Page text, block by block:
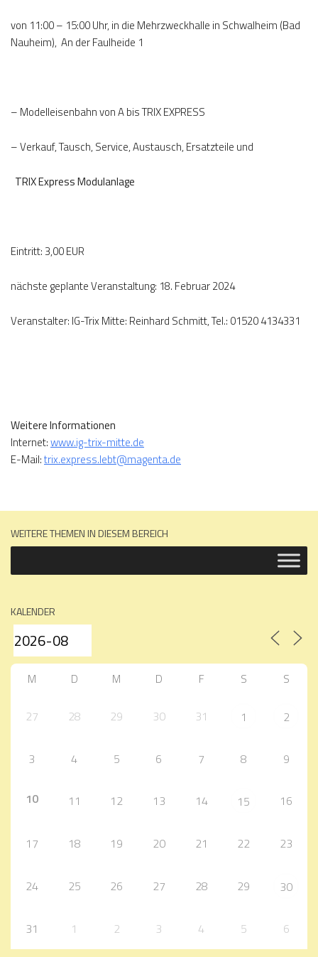
von 11:00 – 15:00 Uhr, in die Mehrzweckhalle in Schwalheim (Bad
Nauheim), An der Faulheide 1
– Modelleisenbahn von A bis TRIX EXPRESS
– Verkauf, Tausch, Service, Austausch, Ersatzteile und
TRIX Express Modulanlage
Eintritt: 3,00 EUR
nächste geplante Veranstaltung: 18. Februar 2024
Veranstalter: IG-Trix Mitte: Reinhard Schmitt, Tel.: 01520 4134331
Weitere Informationen
Internet:www.ig-trix-mitte.de
E-Mail:trix.express.lebt@magenta.de
WEITERE THEMEN IN DIESEM BEREICH
KALENDER
M D M D F S S
27 28 29 30 31 1 2
3 4 5 6 7 8 9
10 11 12 13 14 15 16
17 18 19 20 21 22 23
24 25 26 27 28 29 30
31 1 2 3 4 5 6